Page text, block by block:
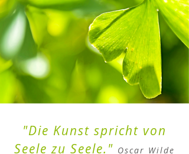
"Die Kunst spricht von
Seele zu Seele." Oscar Wilde